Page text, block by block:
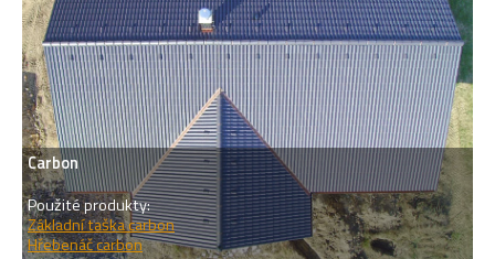
Carbon
Použité produkty:
Základní taška carbon
Hřebenáč carbon